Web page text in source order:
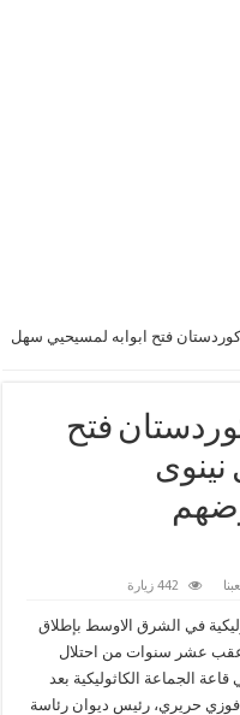
فتح ابوابه لمسيحيي سهل
فتح
442 زيارة
الكاثوليكية في الشرق الاوسط بإطلاق
عقب عشر سنوات من احتلال
الجماعة الكاثوليكية بعد
حريري، رئيس ديوان رئاسة